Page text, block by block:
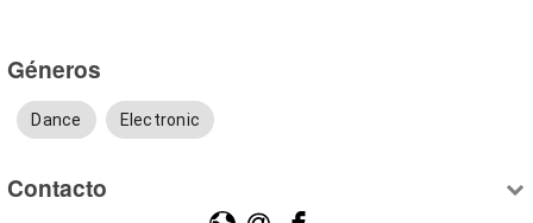
Géneros
Dance Electronic
Contacto